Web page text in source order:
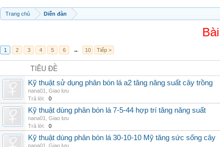
Trang chủ Diễn đàn
1 2 3 4 5 6 → 10 Tiếp >
TIÊU ĐỀ
Kỹ thuật sử dụng phân bón lá a2 tăng năng suất cây trồng
nana01
Giao lưu
Trả lời:
0
Kỹ thuật dùng phân bón lá 7-5-44 hợp trí tăng năng suất
nana01
Giao lưu
Trả lời:
0
Kỹ thuật dùng phân bón lá 30-10-10 Mỹ tăng sức sống cây
nana01
Giao lưu